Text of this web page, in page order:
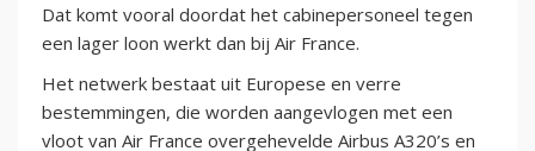
Dat komt vooral doordat het cabinepersoneel tegen
een lager loon werkt dan bij Air France.
Het netwerk bestaat uit Europese en verre
bestemmingen, die worden aangevlogen met een
vloot van Air France overgehevelde Airbus A320’s en